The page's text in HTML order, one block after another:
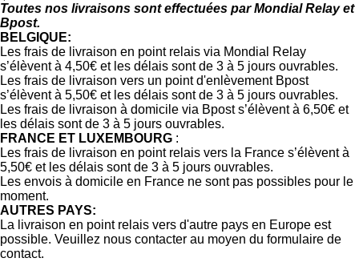
Toutes nos livraisons sont effectuées par Mondial Relay et
Bpost.
BELGIQUE:
Les frais de livraison en point relais via Mondial Relay
s’élèvent à 4,50€ et l es délais sont de 3 à 5 jours ouvrables.
Les frais de livraison vers un point d'enlèvement Bpost
s’élèvent à 5,50€ et les délais sont de 3 à 5 jours ouvrables.
Les frais de livraison à domicile via Bpost s’élèvent à 6,50€ et
es délais sont de 3 à 5 jours ouvrables.
FRANCE ET LUXEMBOURG :
Les frais de livraison en point relais vers la France s’élèvent à
5,50€ et les délais sont de 3 à 5 jours ouvrables.
Les envois à domicile en France ne sont pas possibles pour le
moment.
AUTRES PAYS:
La livraison en point relais vers d'autre pays en Europe est
possible. Veuillez nous contacter au moyen du formulaire de
contact.